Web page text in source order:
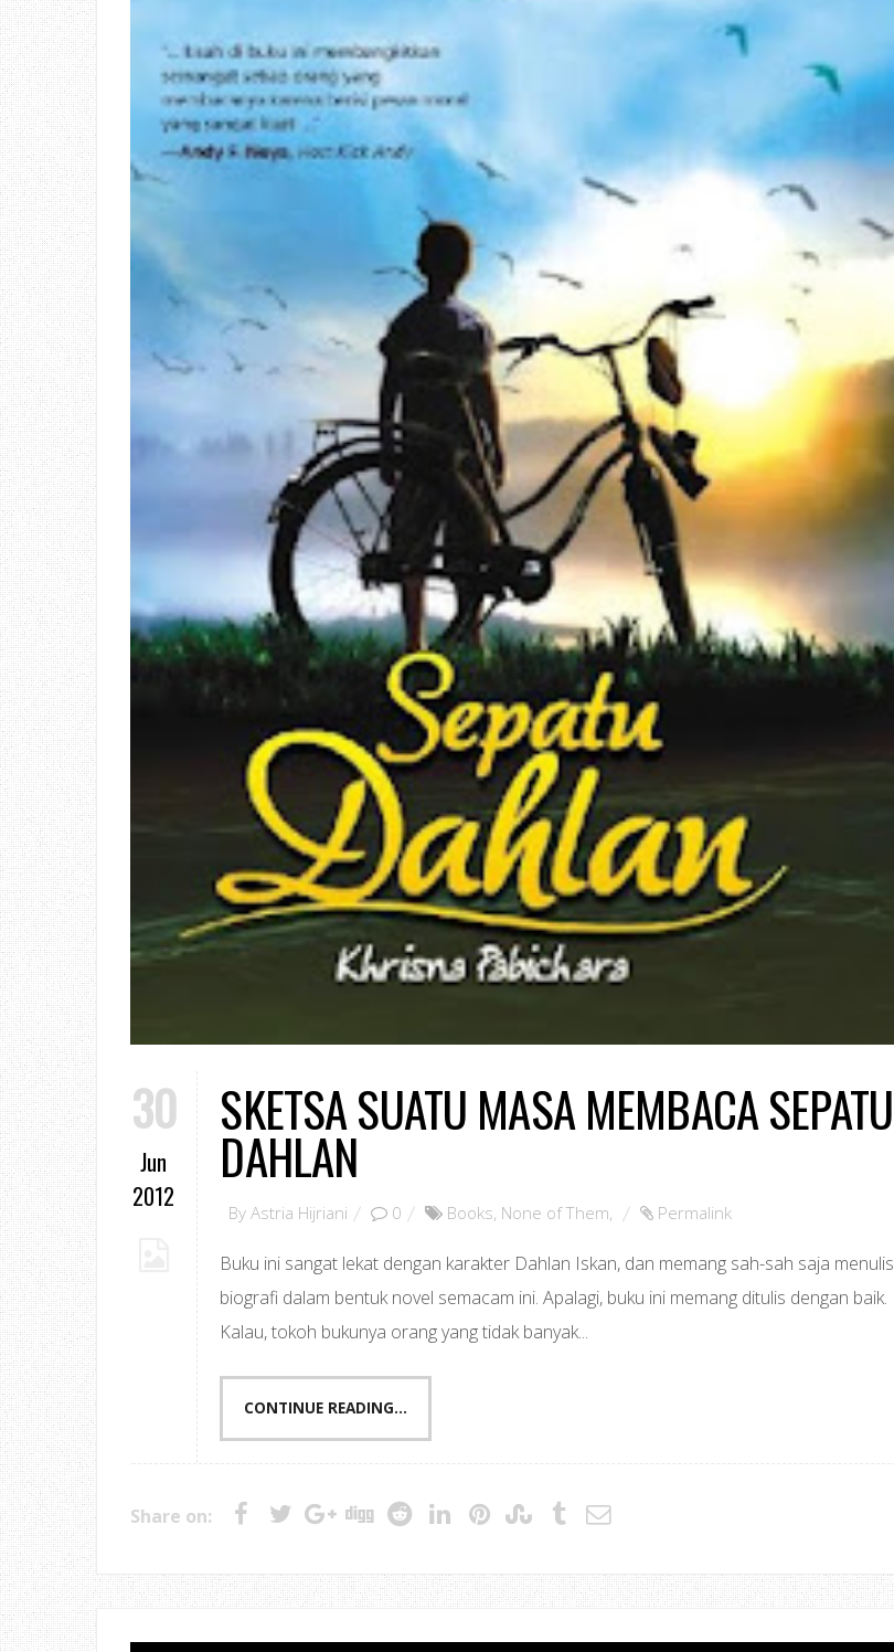
30
Jun
2012
SKETSA SUATU MASA MEMBACA SEPATU
DAHLAN
ByAstria Hijriani 0 Books, None of Them, Permalink
Buku ini sangat lekat dengan karakter Dahlan Iskan, dan memang sah-sah saja menulis
biografi dalam bentuk novel semacam ini. Apalagi, buku ini memang ditulis dengan baik.
Kalau, tokoh bukunya orang yang tidak banyak...
CONTINUE READING...
Share on: